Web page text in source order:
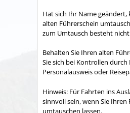
Hat sich Ihr Name geändert,
alten Führerschein
zum Umtausch besteht
Behalten Sie Ihren alten
Sie sich bei Kontrollen durch
Personalausweis oder
Hinweis: Für Fahrten ins
sinnvoll sein, wenn Sie Ihren
umtauschen lassen.